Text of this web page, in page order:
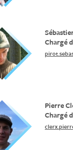
Chargé
Pierre
Chargé